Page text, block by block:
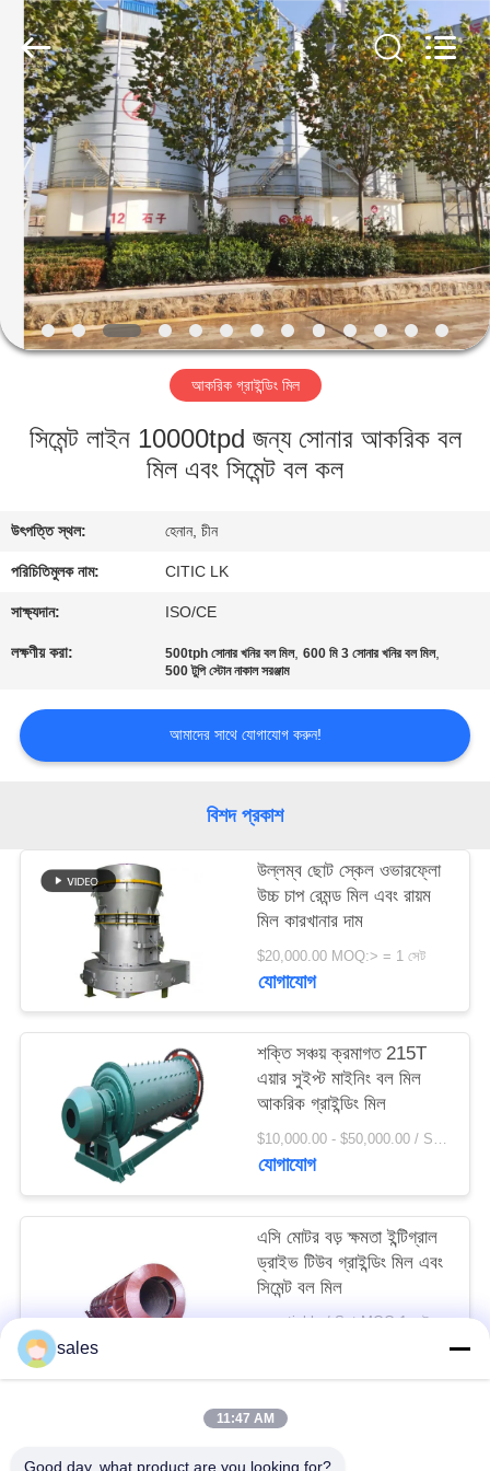
বাড়ি
পণ্য
VR
প্রদর্শন
আমাদের
মান
নিয়ন্ত্রণ
করুন
উদ্ধৃতির
জন্য
সাইট
ম্যাপ
PRIVACY
POLICY
Luoyang
Zhongtai
Industries
CO.,LTD.
Rights
Reserved.
আকরিক গ্রাইন্ডিং মিল
সিমেন্ট লাইন 10000tpd জন্য সোনার আকরিক বল
মিল এবং সিমেন্ট বল কল
উৎপত্তি স্থল: হেনান, চীন
পরিচিতিমুলক নাম: CITIC LK
সাক্ষ্যদান: ISO/CE
লক্ষণীয় করা: 500tph সোনার খনির বল মিল,600 মি 3 সোনার খনির বল মিল,
500 টুপি স্টোন নাকাল সরঞ্জাম
আমাদের সাথে যোগাযোগ করুন!
বিশদ প্রকাশ
উল্লম্ব ছোট স্কেল ওভারফ্লো
উচ্চ চাপ রেমন্ড মিল এবং রায়ম
মিল কারখানার দাম
$20,000.00 MOQ:> = 1 সেট
যোগাযোগ
শক্তি সঞ্চয় ক্রমাগত 215T
এয়ার সুইপ্ট মাইনিং বল মিল
আকরিক গ্রাইন্ডিং মিল
$10,000.00 - $50,000.00 / Set MOQ:1 সেট / সেট
যোগাযোগ
এসি মোটর বড় ক্ষমতা ইন্টিগ্রাল
ড্রাইভ টিউব গ্রাইন্ডিং মিল এবং
সিমেন্ট বল মিল
negotiable / Set MOQ:1 সেট / সেট
sales
11:47 AM
Good day, what product are you looking for?